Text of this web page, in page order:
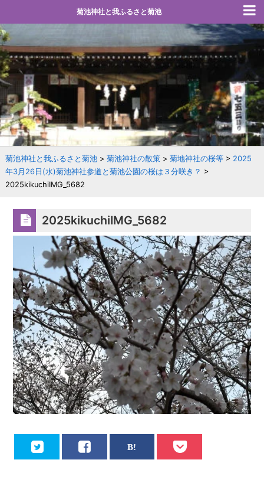
菊池神社と我ふるさと菊池
菊池神社と我ふるさと菊池> 菊池神社の散策> 菊地神社の桜等> 2025
年3月26日(水)菊池神社参道と菊池公園の桜は３分咲き？ >
2025kikuchiIMG_5682
2025kikuchiIMG_5682